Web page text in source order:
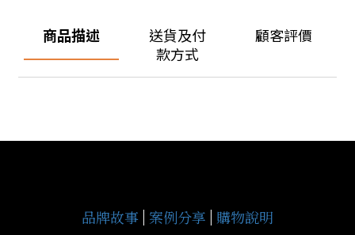
商品描述
送貨及付
款方式
顧客評價
品牌故事 案例分享 購物說明